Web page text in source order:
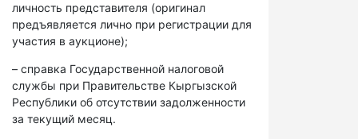
личность представителя (оригинал
предъявляется лично при регистрации для
участия в аукционе);
– справка Государственной налоговой
службы при Правительстве Кыргызской
Республики об отсутствии задолженности
за текущий месяц.